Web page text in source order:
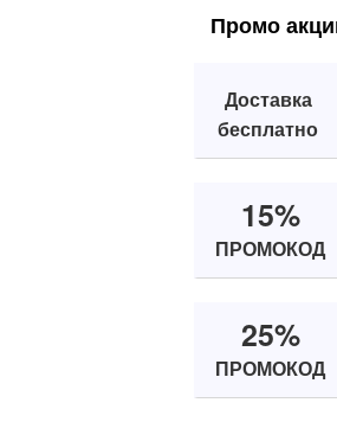
Промо
Доставка
бесплатно
15%
ПРОМОКОД
25%
ПРОМОКОД